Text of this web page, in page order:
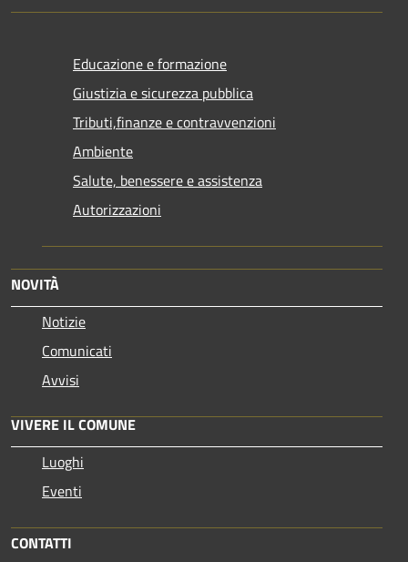
Educazione e formazione
Giustizia e sicurezza pubblica
Tributi,finanze e contravvenzioni
Ambiente
Salute, benessere e assistenza
Autorizzazioni
NOVITÀ
Notizie
Comunicati
Avvisi
VIVERE IL COMUNE
Luoghi
Eventi
CONTATTI